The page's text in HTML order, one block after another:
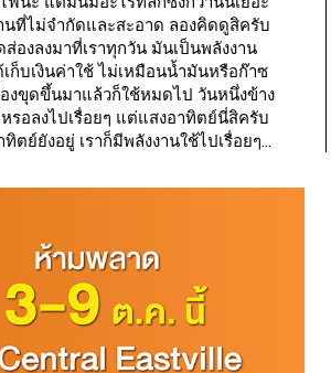
องลงมาที่เราทุกวัน มันเป็นพลังงาน
ก็บเงินค่าใช้ ไม่เหมือนน้ำมันหรือก๊าซ
งขุดขึ้นมาแล้วก็ใช้หมดไป วันหนึ่งข้าง
รอลงไปเรื่อยๆ แต่แสงอาทิตย์นี่สิครับ
ตย์ยังอยู่ เราก็มีพลังงานใช้ไปเรื่อยๆ...